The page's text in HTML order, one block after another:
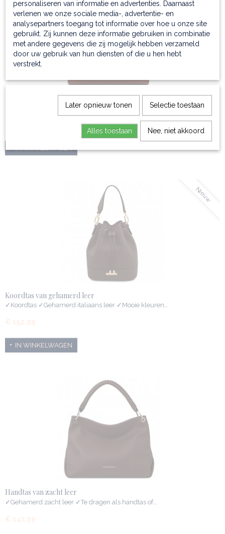
Handtas van embossed leer - Dama
Handtas van embossed leer Dama - elegante italiaanse handtas…
IN WINKELWAGEN
Nieuw
Koordtas van gehamerd leer
✓Koordtas ✓Gehamerd italiaans leer ✓Mooie kleuren…
€ 152,99
IN WINKELWAGEN
Handtas van zacht leer
✓Gehamerd zacht leer ✓Te dragen als handtas of…
€ 147,99
personaliseren van informatie en advertenties. Daarnaast
verlenen we onze sociale media-, advertentie- en
analysepartners toegang tot informatie over hoe u onze site
gebruikt. Zij kunnen deze informatie gebruiken in combinatie
met andere gegevens die zij mogelijk hebben verzameld
door uw gebruik van hun diensten of die u hen hebt
verstrekt.
Later opnieuw tonen Selectie toestaan
Alles toestaan Nee, niet akkoord